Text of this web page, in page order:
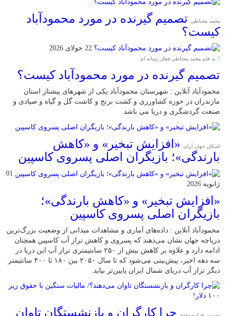
محمد محتاطی
تصمیم گیرنده در مورد محمودآباد
کیست؟
22 جولای 2026
به قلم محمد محتاطی فعال رسانه ای
تصمیم گیرنده در مورد محمودآباد کیست؟
محمودآباد آنلاین : شهرستان محمودآباد یکی از شهرهای پیشتاز استان
مازندران در حوزه کشاورزی و کشت برنج و کاشت گل و گیاه و صیادی و
صنعت گردشگری و دریا می باشد.
اشکان جهان آرای
«افزایش تبخیر» و «کاهش
بارندگی»؛ بازیگران اصلی پسروی کاسپین
01
ژانویه 2026
«افزایش تبخیر» و «کاهش بارندگی»؛
بازیگران اصلی پسروی کاسپین
محمودآباد آنلاین : داده‌های آماری و مشاهدات میدانی از وضعیت بزرگ‌ترین
دریاچه جهان نشان می‌دهند که پسروی و کاهش تراز آب کاسپین همچنان
ادامه دارد و علاوه بر کاهش بیش از ۲۵۰ سانتیمتری تراز آب این دریا در
سه دهه اخیر، پیش‌بینی می‌شود که تا سال ۲۰۵۰ بین ۱۸۰ تا ۴۰۰ سانتیمتر
دیگر تراز آب دریای شمال ایران پایین‌تر بیاید.
نسرین هزاره مقدم چرا کارگران و بازنشستگان تاوان